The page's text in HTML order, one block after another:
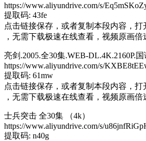
https://www.aliyundrive.com/s/
提取码: 43fe
点击链接保存，或者复制本段内容，打
，无需下载极速在线查看，视频原画倍
亮剑.2005.全30集.WEB-DL.4K.2160P.
https://www.aliyundrive.com/s/
提取码: 61mw
点击链接保存，或者复制本段内容，打
，无需下载极速在线查看，视频原画倍
士兵突击 全30集 （4k）
https://www.aliyundrive.com/s/
提取码: n40g